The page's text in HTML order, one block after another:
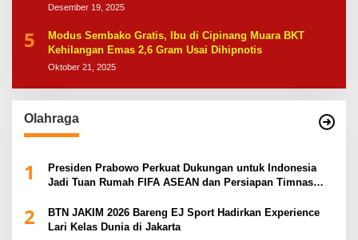
Desember 19, 2025
5
Modus Sembako Gratis, Ibu di Cipinang Muara BKT
Kehilangan Emas 2,6 Gram Usai Dihipnotis
Oktober 21, 2025
Olahraga
1
Presiden Prabowo Perkuat Dukungan untuk Indonesia
Jadi Tuan Rumah FIFA ASEAN dan Persiapan Timnas
2
BTN JAKIM 2026 Bareng EJ Sport Hadirkan Experience
Lari Kelas Dunia di Jakarta